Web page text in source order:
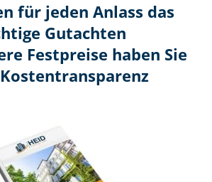
für jeden Anlass das
Gutachten
Festpreise haben Sie